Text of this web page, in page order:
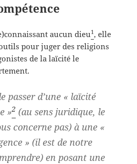
aucun dieu 1 , elle
pour juger des religions
de la laïcité le
passer d’une « laïcité
»2 (au sens juridique, le
concerne pas) à une «
» (il est de notre
en posant une